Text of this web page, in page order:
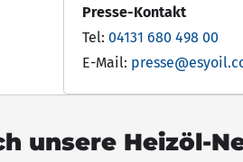
Presse-Kontakt
Tel: 04131 680 498 00
E-Mail:
unsere Heizöl-